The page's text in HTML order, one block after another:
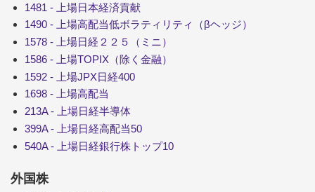
1481 - 上場日本経済貢献
1490 - 上場高配当低ボラティリティ（βヘッジ）
1578 - 上場日経２２５（ミニ）
1586 - 上場TOPIX（除く金融）
1592 - 上場JPX日経400
1698 - 上場高配当
213A - 上場日経半導体
399A - 上場日経高配当50
540A - 上場日経銀行株トップ10
外国株